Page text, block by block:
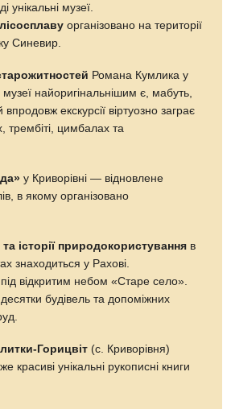
унікальні музеї.
організовано на території
Синевир.
Романа Кумлика у
найоригінальнішим є, мабуть,
екскурсії віртуозно заграє
трембіті, цимбалах та
у Криворівні — відновлене
в якому організовано
та історії природокористування в
знаходиться у Рахові.
відкритим небом «Старе село».
будівель та допоміжних
Горицвіт (с. Криворівня)
красиві унікальні рукописні книги